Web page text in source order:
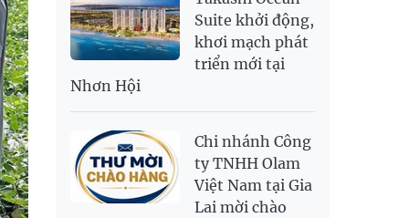
RUB
304.3
336.84
SAR
6,945.42
7,244.36
2,702.79
2,817.41
USD
26,000 26,030 26,410
Suite khởi động,
khơi mạch phát
triển mới tại
Nhơn Hội
Chi nhánh Công
ty TNHH Olam
Việt Nam tại Gia
Lai mời chào